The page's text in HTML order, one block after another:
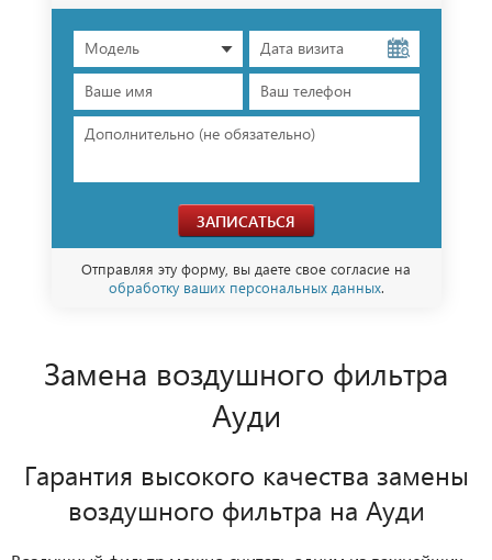
Модель
ЗАПИСАТЬСЯ
Отправляя эту форму, вы даете свое согласие на
обработку ваших персональных данных.
Замена воздушного фильтра
Ауди
Гарантия высокого качества замены
воздушного фильтра на Ауди